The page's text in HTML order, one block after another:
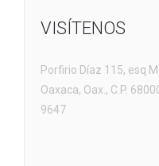
VISÍTENOS
Porfirio Díaz 115, esq
Oaxaca, Oax., C.P.
9647